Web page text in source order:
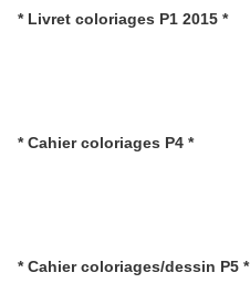
* Livret coloriages P1 2015 *
* Cahier coloriages P4 *
* Cahier coloriages/dessin P5 *